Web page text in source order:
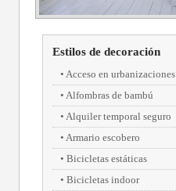
Estilos de decoración
Acceso en urbanizaciones
Alfombras de bambú
Alquiler temporal seguro
Armario escobero
Bicicletas estáticas
Bicicletas indoor